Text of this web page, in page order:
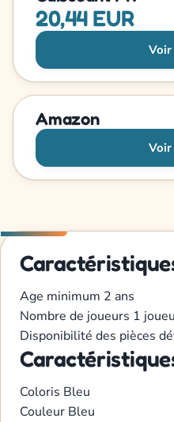
20,44 EUR
Amazon
Age minimum 2 ans
Nombre de joueurs 1
Disponibilité des pièces
Coloris Bleu
Couleur Bleu